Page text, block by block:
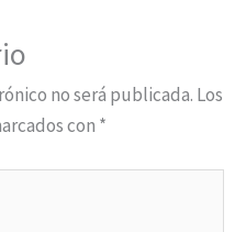
no será publicada. Los
con *